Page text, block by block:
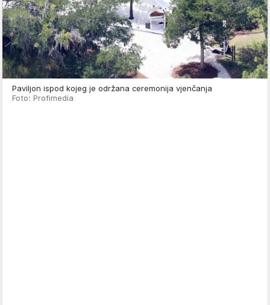
Paviljon ispod kojeg je održana ceremonija vjenčanja
Foto: Profimedia